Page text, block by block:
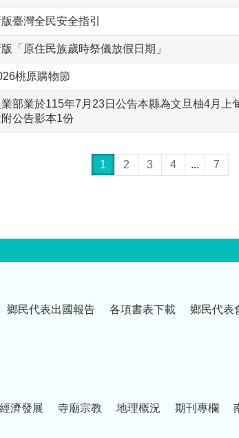
臺灣全民安全指引
「原住民族歲時祭儀放假日期」
桃原購物節
部業於115年7月23日公告本縣為文旦柚4月上
公告影本1份
1 2 3 4 ... 7
鄉民代表出國報告 各項書表下載 鄉民代表
經濟發展 寺廟宗教 地理概況 期刊專欄